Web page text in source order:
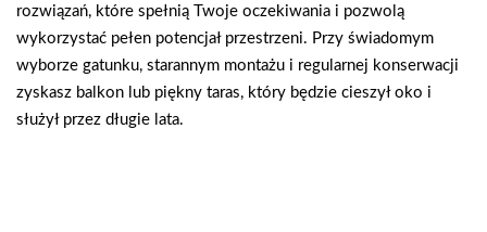
rozwiązań, które spełnią Twoje oczekiwania i pozwolą
wykorzystać pełen potencjał przestrzeni. Przy świadomym
wyborze gatunku, starannym montażu i regularnej konserwacji
zyskasz balkon lub piękny taras, który będzie cieszył oko i
służył przez długie lata.